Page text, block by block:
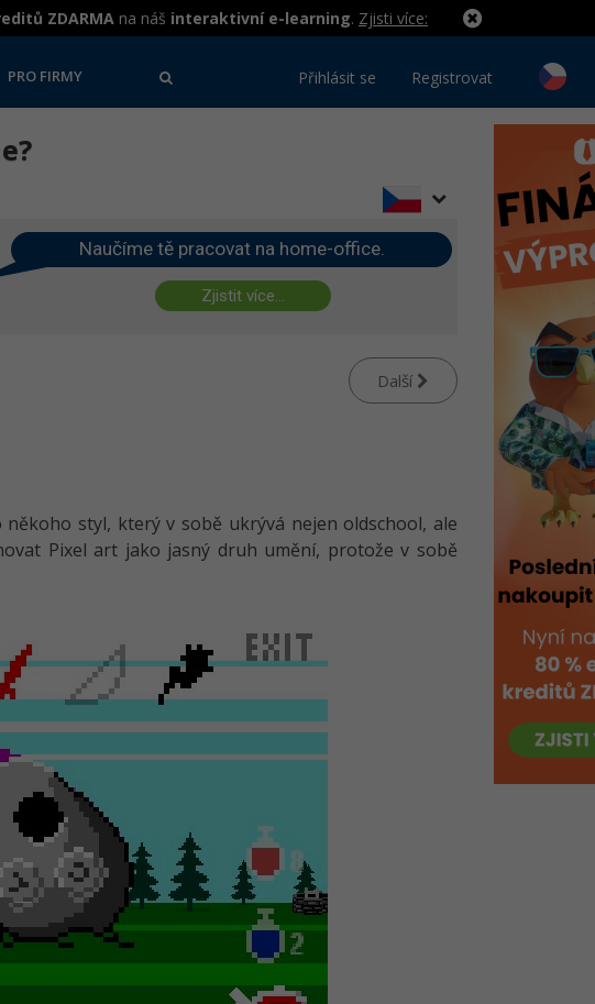
ZDARMA na náš interaktivní e-learning. Zjisti více:
PRO FIRMY Přihlásit se Registrovat
Naučíme tě pracovat na home-office.
Zjistit více...
Další
styl, který v sobě ukrývá nejen oldschool, ale
Pixel art jako jasný druh umění, protože v sobě